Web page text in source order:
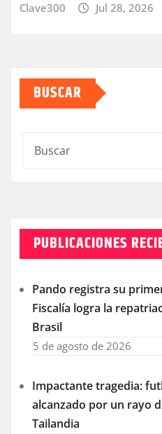
Clave300 Jul 28, 2026
BUSCAR
PUBLICACIONES
Pando registra su
Fiscalía logra la
Brasil
5 de agosto de 2026
Impactante tragedia:
alcanzado por un rayo
Tailandia